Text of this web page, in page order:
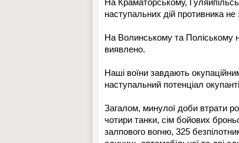
На Краматорському,
наступальних дій противника не
На Волинському та Поліському
виявлено.
Наші воїни завдають
наступальний потенціал
Загалом, минулої доби втрати
чотири танки, сім бойових
залпового вогню, 325